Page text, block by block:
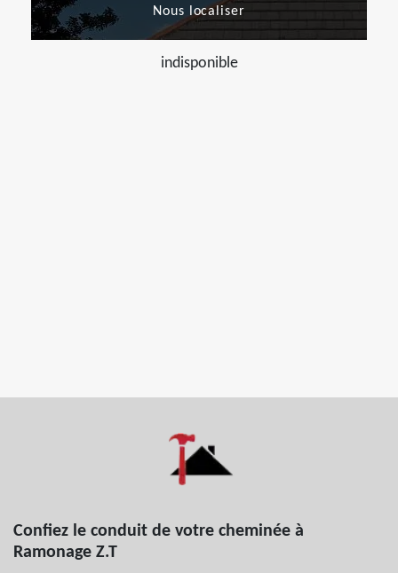
Nous localiser
indisponible
Confiez le conduit de votre cheminée à
Ramonage Z.T